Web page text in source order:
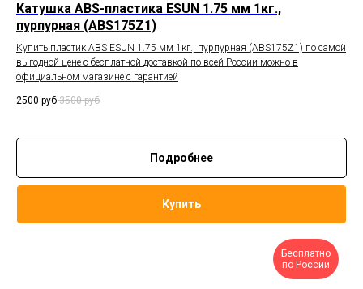
Катушка ABS-пластика ESUN 1.75 мм 1кг.,
пурпурная (ABS175Z1)
Купить пластик ABS ESUN 1.75 мм 1кг., пурпурная (ABS175Z1) по самой
выгодной цене с бесплатной доставкой по всей России можно в
официальном магазине с гарантией
2500 руб 3500 руб
Подробнее
Купить
Бесплатно
по России